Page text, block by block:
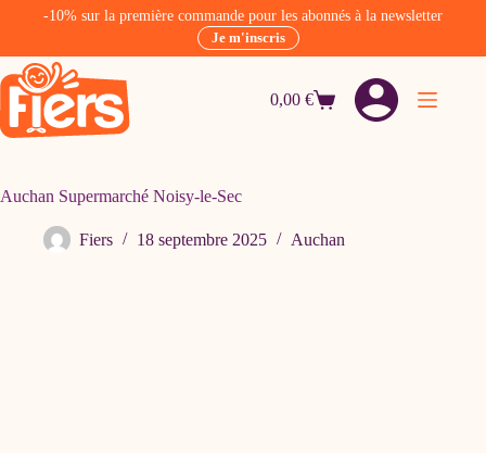
-10% sur la première commande pour les abonnés à la newsletter
Je m'inscris
Passer
au
contenu
Panier
0,00€
Auchan Supermarché Noisy-le-Sec
Fiers 18 septembre 2025 Auchan